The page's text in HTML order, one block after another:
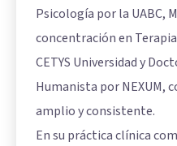
Psicología por la UABC,
concentración en
CETYS Universidad y
Humanista por NEXUM,
amplio y consistente.
En su práctica clínica